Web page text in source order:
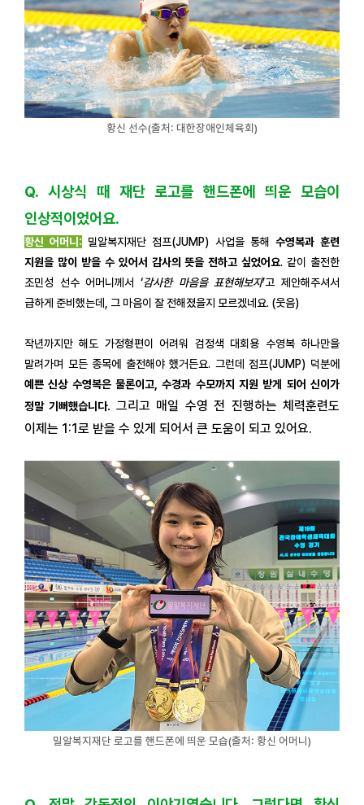
황신 선수(출처: 대한장애인체육회)
Q. 시상식 때 재단 로고를 핸드폰에 띄운 모습이
인상적이었어요.
황신 어머니: 밀알복지재단 점프(JUMP) 사업을 통해 수영복과 훈련
지원을 많이 받을 수 있어서 감사의 뜻을 전하고 싶었어요. 같이 출전한
조민성 선수 어머니께서 ‘감사한 마음을 표현해보자’고 제안해주셔서
급하게 준비했는데, 그 마음이 잘 전해졌을지 모르겠네요. (웃음)
작년까지만 해도 가정형편이 어려워 검정색 대회용 수영복 하나만을
말려가며 모든 종목에 출전해야 했거든요. 그런데 점프(JUMP) 덕분에
예쁜 신상 수영복은 물론이고, 수경과 수모까지 지원 받게 되어 신이가
정말 기뻐했습니다. 그리고 매일 수영 전 진행하는 체력훈련도
이제는 1:1로 받을 수 있게 되어서 큰 도움이 되고 있어요.
밀알복지재단 로고를 핸드폰에 띄운 모습(출처: 황신 어머니)